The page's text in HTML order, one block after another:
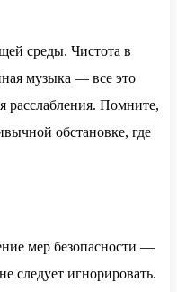
среды. Чистота в
музыка — все это
расслабления. Помните,
обстановке, где
мер безопасности —
следует игнорировать.